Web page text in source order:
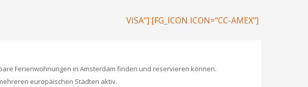
VISA"] [FG_ICON ICON="CC-AMEX"]
Ferienwohnungen in Amsterdam finden und reservieren können.
europäischen Städten aktiv.